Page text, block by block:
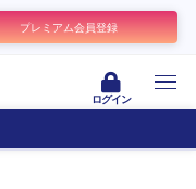
プレミアム会員登録
ログイン